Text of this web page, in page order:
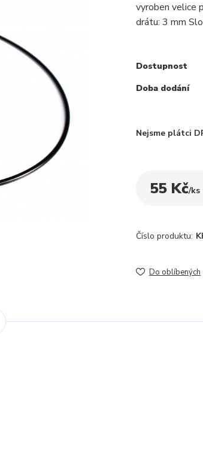
vyroben velice
drátu: 3 mm
Dostupnost
Doba dodání
Nejsme plátci
55 Kč/ks
Číslo produktu:
Do oblíbených